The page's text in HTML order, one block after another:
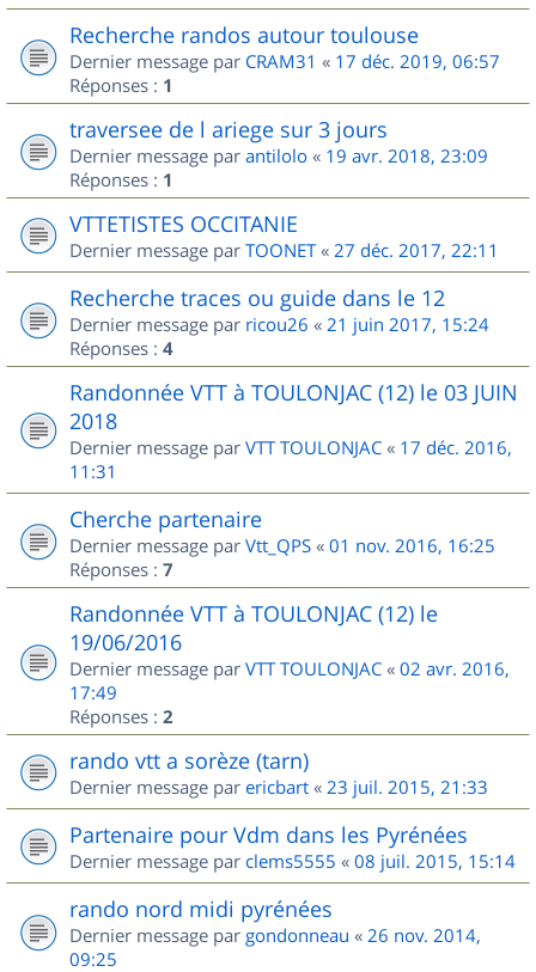
Recherche randos autour toulouse
Dernier message par CRAM31 « 17 déc. 2019, 06:57
Réponses : 1
traversee de l ariege sur 3 jours
Dernier message par antilolo « 19 avr. 2018, 23:09
Réponses : 1
VTTETISTES OCCITANIE
Dernier message par TOONET« 27 déc. 2017, 22:11
Recherche traces ou guide dans le 12
Dernier message par ricou26 « 21 juin 2017, 15:24
Réponses : 4
Randonnée VTT à TOULONJAC (12) le 03 JUIN
2018
Dernier message par VTT TOULONJAC « 17 déc. 2016,
11:31
Cherche partenaire
Dernier message par Vtt_QPS « 01 nov. 2016, 16:25
Réponses : 7
Randonnée VTT à TOULONJAC (12) le
19/06/2016
Dernier message par VTT TOULONJAC « 02 avr. 2016,
17:49
Réponses : 2
rando vtt a sorèze (tarn)
Dernier message par ericbart « 23 juil. 2015, 21:33
Partenaire pour Vdm dans les Pyrénées
Dernier message par clems5555 « 08 juil. 2015, 15:14
rando nord midi pyrénées
Dernier message par gondonneau « 26 nov. 2014,
09:25